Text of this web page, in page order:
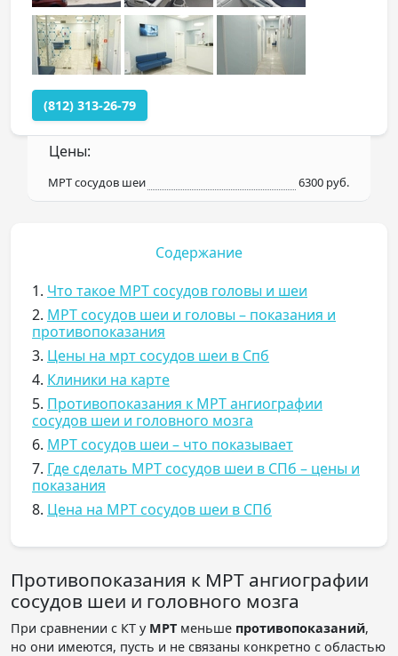
(812) 313-26-79
Цены:
МРТ сосудов шеи 6300 руб.
Содержание
1. Что такое МРТ сосудов головы и шеи
2. МРТ сосудов шеи и головы – показания и
противопоказания
3. Цены на мрт сосудов шеи в Спб
4. Клиники на карте
5. Противопоказания к МРТ ангиографии
сосудов шеи и головного мозга
6. МРТ сосудов шеи – что показывает
7. Где сделать МРТ сосудов шеи в СПб – цены и
показания
8. Цена на МРТ сосудов шеи в СПб
Противопоказания к МРТ ангиографии
сосудов шеи и головного мозга
При сравнении с КТ у МРТ меньше противопоказаний,
но они имеются, пусть и не связаны конкретно с областью